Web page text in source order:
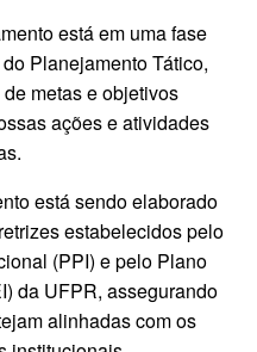
está em uma fase
Planejamento Tático,
metas e objetivos
ações e atividades
está sendo elaborado
estabelecidos pelo
(PPI) e pelo Plano
da UFPR, assegurando
alinhadas com os